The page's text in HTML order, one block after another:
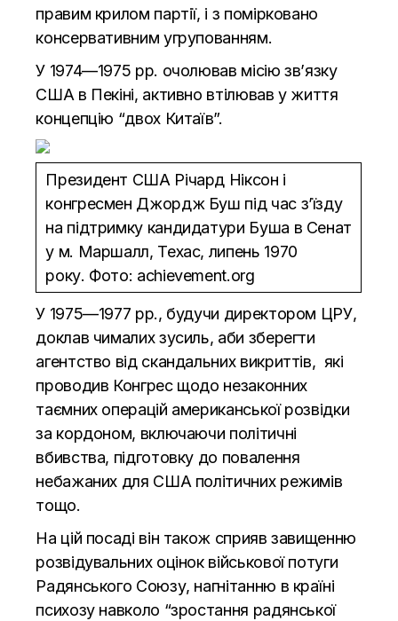
правим крилом партії, і з помірковано
консервативним угрупованням.
У 1974—1975 рр. очолював місію зв’язку
США в Пекіні, активно втілював у життя
концепцію “двох Китаїв”.
Президент США Річард Ніксон і
конгресмен Джордж Буш під час з’їзду
на підтримку кандидатури Буша в Сенат
у м. Маршалл, Техас, липень 1970
року. Фото: achievement.org
У 1975—1977 рр., будучи директором ЦРУ,
доклав чималих зусиль, аби зберегти
агентство від скандальних викриттів, які
проводив Конгрес щодо незаконних
таємних операцій американської розвідки
за кордоном, включаючи політичні
вбивства, підготовку до повалення
небажаних для США політичних режимів
тощо.
На цій посаді він також сприяв завищенню
розвідувальних оцінок військової потуги
Радянського Союзу, нагнітанню в країні
психозу навколо “зростання радянської